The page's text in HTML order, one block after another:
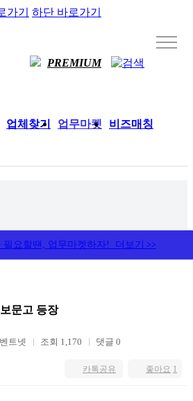
가기 하단 바로가기
PREMIUM
업체찾기 업무마켓 비즈매칭
필요할땐, 업무마켓하자! 더보기 >>
문고 등장
트넷 조회 1,170 댓글 0
좋아요 1
카톡공유